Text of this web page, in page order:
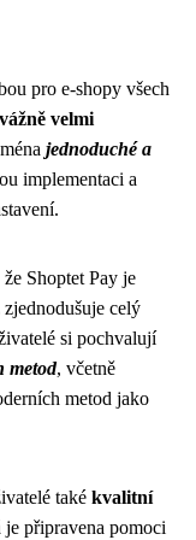
pro e-shopy všech
velmi
jednoduché a
implementaci a
Shoptet Pay je
celý
si pochvalují
metod, včetně
metod jako
také kvalitní
je připravena pomoci